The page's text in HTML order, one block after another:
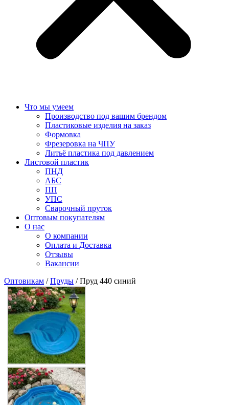
Что мы умеем
Производство под вашим брендом
Пластиковые изделия на заказ
Формовка
Фрезеровка на ЧПУ
Литьё пластика под давлением
Листовой пластик
ПНД
АБС
ПП
УПС
Сварочный пруток
Оптовым покупателям
О нас
О компании
Оплата и Доставка
Отзывы
Вакансии
Оптовикам /Пруды / Пруд 440 синий